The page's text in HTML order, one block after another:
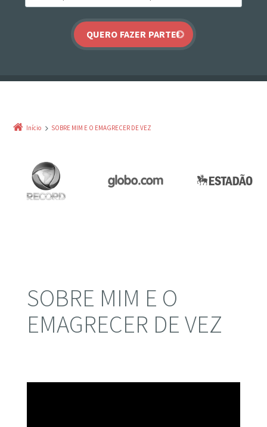
Início SOBRE MIM E O EMAGRECER DE VEZ
SOBRE MIM E O
EMAGRECER DE VEZ